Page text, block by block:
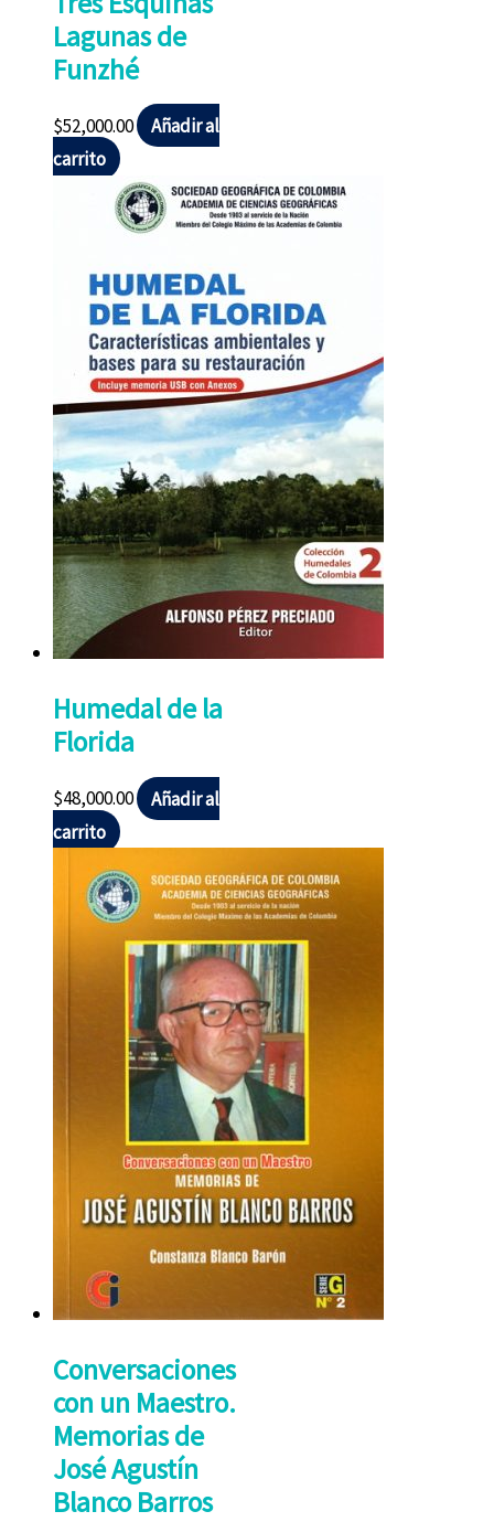
Lagunas de
Funzhé
$52,000.00
Añadir al
carrito
Humedal de la
Florida
$48,000.00
Añadir al
carrito
Conversaciones
con un Maestro.
Memorias de
José Agustín
Blanco Barros